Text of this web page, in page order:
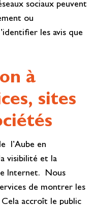
sociaux peuvent
ou
les avis que
à
sites
l’Aube en
visibilité et la
Internet. Nous
de montrer les
accroît le public